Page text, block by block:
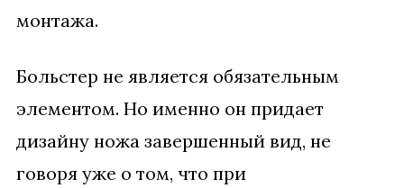
монтажа.
Больстер не является обязательным
элементом. Но именно он придает
дизайну ножа завершенный вид, не
говоря уже о том, что при